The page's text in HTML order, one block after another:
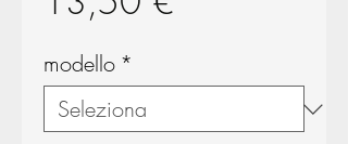
modello *